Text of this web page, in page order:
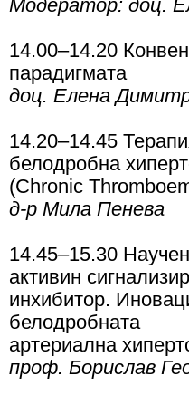
Модератор: доц.
14.00–14.20
парадигмата
доц. Елена
14.20–14.45
белодробна
(Chronic
д-р Мила Пенева
14.45–15.30
активин
инхибитор.
белодробната
артериална
проф. Борислав